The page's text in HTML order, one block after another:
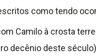
como tendo
Camilo à crosta
decênio deste